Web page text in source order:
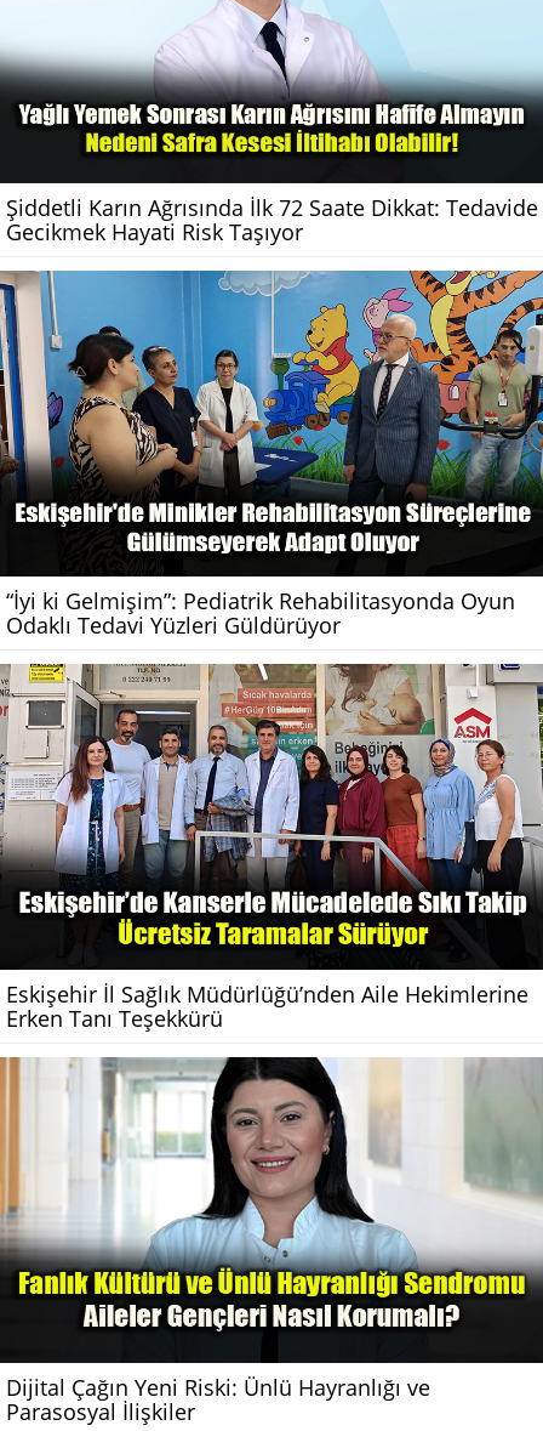
Şiddetli Karın Ağrısında İlk 72 Saate Dikkat: Tedavide
Gecikmek Hayati Risk Taşıyor
“İyi ki Gelmişim”: Pediatrik Rehabilitasyonda Oyun
Odaklı Tedavi Yüzleri Güldürüyor
Eskişehir İl Sağlık Müdürlüğü’nden Aile Hekimlerine
Erken Tanı Teşekkürü
Dijital Çağın Yeni Riski: Ünlü Hayranlığı ve
Parasosyal İlişkiler